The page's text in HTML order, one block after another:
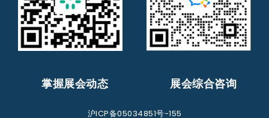
掌握展会动态 展会综合咨询
沪ICP备05034851号-155